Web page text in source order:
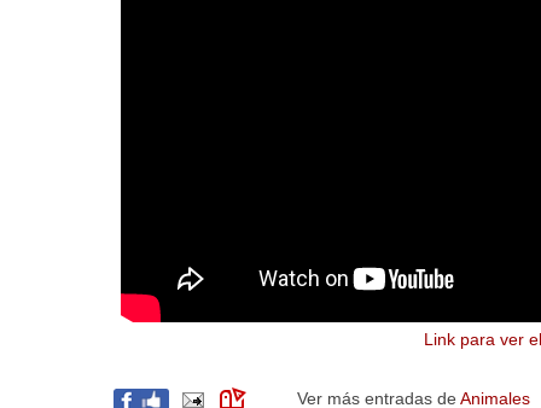
Link para ver
Ver más entradas de Animales